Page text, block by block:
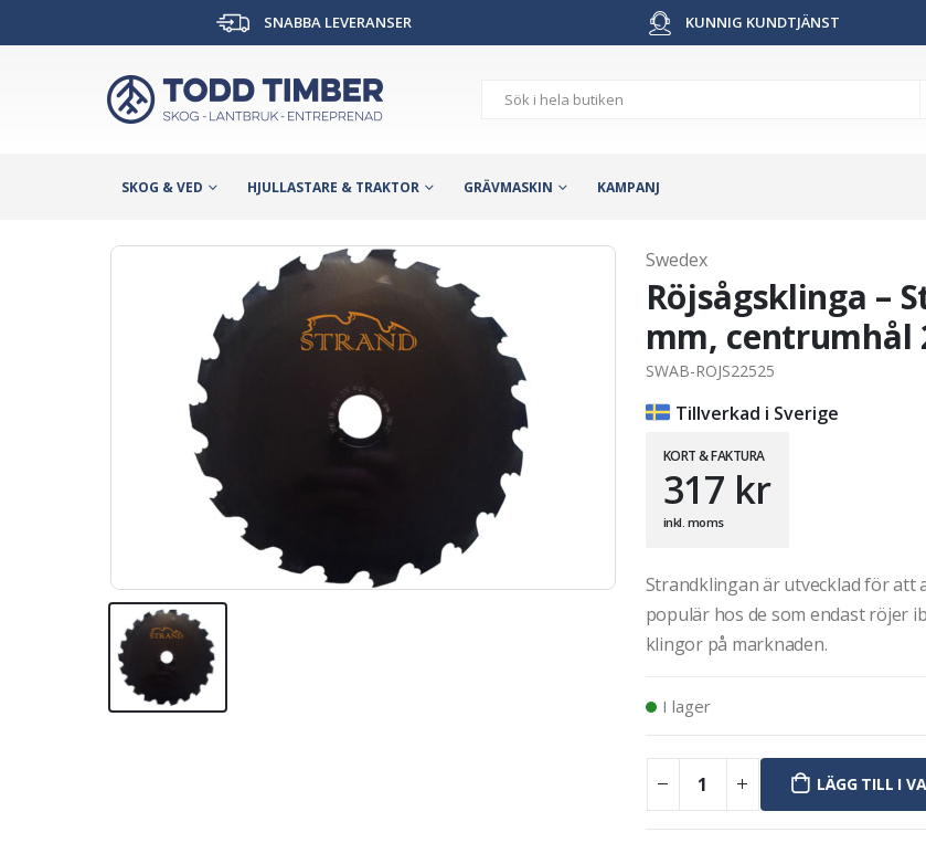
SNABBA LEVERANSER KUNNIG KUNDTJÄNST
SKOG & VED HJULLASTARE & TRAKTOR GRÄVMASKIN KAMPANJ
Swedex
Röjsågsklinga –
mm, centrumhål
SWAB-ROJS22525
Tillverkad i Sverige
KORT & FAKTURA
317 kr
inkl. moms
Strandklingan är utvecklad för att
populär hos de som endast röjer
klingor på marknaden.
I lager
LÄGG TILL I